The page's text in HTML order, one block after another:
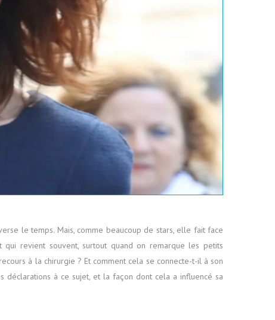
le temps. Mais, comme beaucoup de stars, elle fait face
revient souvent, surtout quand on remarque les petits
à la chirurgie ? Et comment cela se connecte-t-il à son
déclarations à ce sujet, et la façon dont cela a influencé sa